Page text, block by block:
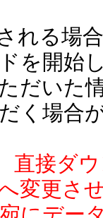
れる場
を開始
だいた
く場合
直接ダ
変更さ